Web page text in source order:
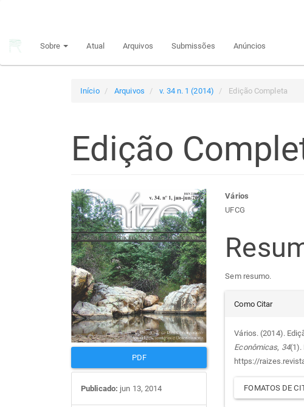
principal
Sobre Atual Arquivos Submissões Anúncios
Início Arquivos v. 34 n. 1 (2014) Edição Completa
Edição
Barra
lateral
de
artigos
PDF
Publicado: jun 13, 2014
do
artigo
Vários
UFCG
Sem resumo.
do
artigo
Como Citar
Vários. (2014).
Econômicas, 34(1).
https://
FOMATOS DE